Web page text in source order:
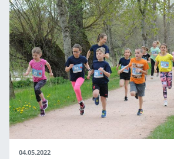
04.05.2022